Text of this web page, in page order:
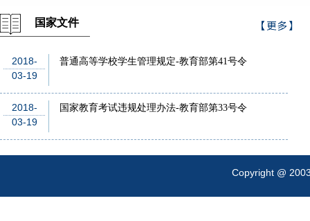
国家文件
2018-
03-19
普通高等学校学生管理规定-教育部第41号令
2018-
03-19
国家教育考试违规处理办法-教育部第33号令
Copyright @